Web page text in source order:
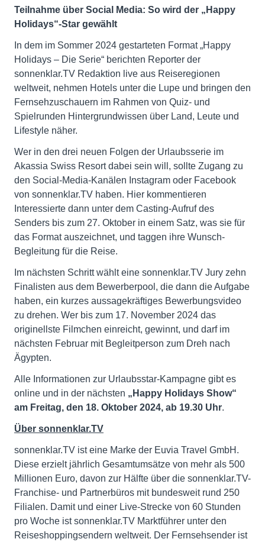
Teilnahme über Social Media: So wird der „Happy
Holidays“-Star gewählt
In dem im Sommer 2024 gestarteten Format „Happy
Holidays – Die Serie“ berichten Reporter der
sonnenklar.TV Redaktion live aus Reiseregionen
weltweit, nehmen Hotels unter die Lupe und bringen den
Fernsehzuschauern im Rahmen von Quiz- und
Spielrunden Hintergrundwissen über Land, Leute und
Lifestyle näher.
Wer in den drei neuen Folgen der Urlaubsserie im
Akassia Swiss Resort dabei sein will, sollte Zugang zu
den Social-Media-Kanälen Instagram oder Facebook
von sonnenklar.TV haben. Hier kommentieren
Interessierte dann unter dem Casting-Aufruf des
Senders bis zum 27. Oktober in einem Satz, was sie für
das Format auszeichnet, und taggen ihre Wunsch-
Begleitung für die Reise.
Im nächsten Schritt wählt eine sonnenklar.TV Jury zehn
Finalisten aus dem Bewerberpool, die dann die Aufgabe
haben, ein kurzes aussagekräftiges Bewerbungsvideo
zu drehen. Wer bis zum 17. November 2024 das
originellste Filmchen einreicht, gewinnt, und darf im
nächsten Februar mit Begleitperson zum Dreh nach
Ägypten.
Alle Informationen zur Urlaubsstar-Kampagne gibt es
online und in der nächsten „Happy Holidays Show“
am Freitag, den 18. Oktober 2024, ab 19.30 Uhr.
Über sonnenklar.TV
sonnenklar.TV ist eine Marke der Euvia Travel GmbH.
Diese erzielt jährlich Gesamtumsätze von mehr als 500
Millionen Euro, davon zur Hälfte über die sonnenklar.TV-
Franchise- und Partnerbüros mit bundesweit rund 250
Filialen. Damit und einer Live-Strecke von 60 Stunden
pro Woche ist sonnenklar.TV Marktführer unter den
Reiseshoppingsendern weltweit. Der Fernsehsender ist